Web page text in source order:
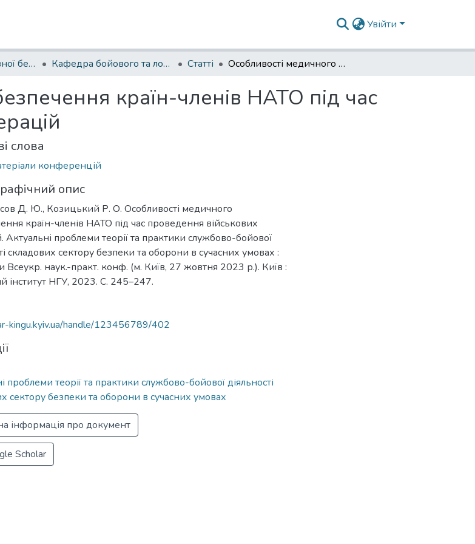
Увійти
Факультет державної безпеки Кафедра бойового та логістичного забезпечення Статті Особливості медичного забезпечення країн-членів НАТО під час проведення військових операцій
країн-членів НАТО під час
слова
конференцій
опис
Д. Ю., Козицький Р. О. Особливості медичного
країн-членів НАТО під час проведення військових
Актуальні проблеми теорії та практики службово-бойової
складових сектору безпеки та оборони в сучасних умовах :
Всеукр. наук.-практ. конф. (м. Київ, 27 жовтня 2023 р.). Київ :
інститут НГУ, 2023. С. 245–247.
kingu.kyiv.ua/handle/123456789/402
проблеми теорії та практики службово-бойової діяльності
сектору безпеки та оборони в сучасних умовах
інформація про документ
Scholar